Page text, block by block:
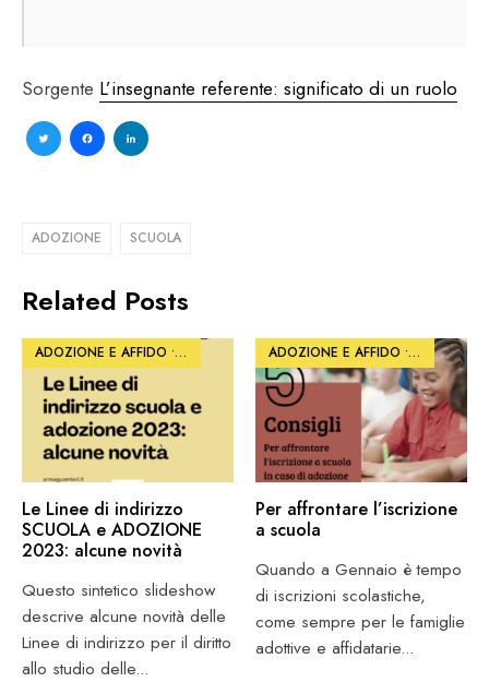
Sorgente L’insegnante referente: significato di un ruolo
TwitterFacebook
ADOZIONE SCUOLA
Related Posts
ADOZIONE E AFFIDO • ARTICOLI SCUOLA E FORMAZIONE •
Le Linee di indirizzo
SCUOLA e ADOZIONE
2023: alcune novità
Questo sintetico slideshow
descrive alcune novità delle
Linee di indirizzo per il diritto
allo studio delle...
ADOZIONE E AFFIDO • PHOTO•
Per affrontare l’iscrizione
a scuola
Quando a Gennaio è tempo
di iscrizioni scolastiche,
come sempre per le famiglie
adottive e affidatarie...